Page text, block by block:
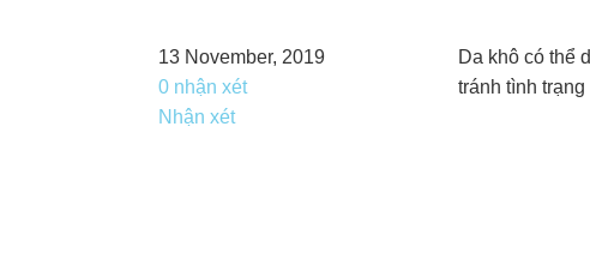
13 November, 2019
0 nhận xét
Nhận xét
Da khô có thể
tránh tình trạng